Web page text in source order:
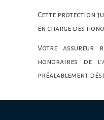
Cette protection
en charge des
Votre assureur
honoraires de
préalablement